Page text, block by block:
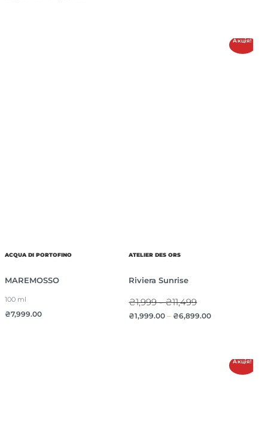
ACQUA DI PORTOFINO
MAREMOSSO
100 ml
₴7,999.00
Акція!
ATELIER DES ORS
Riviera Sunrise
₴1,999 - ₴11,499
₴1,999.00 – ₴6,899.00
Акція!